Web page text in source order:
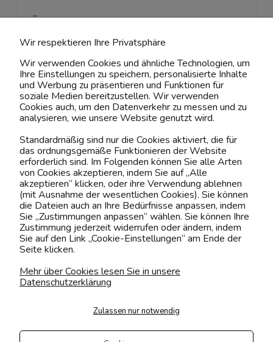
Kontaktiere uns!
0151 12200811
shop@yourhouse24.eu
Mo. - Fr. 07:00-15:00
ÜBER UNS & RECHTLICHES
MEIN ACCOUNT
BELIEBTE KATEGORIEN
Transportarten
Wir respektieren Ihre Privatsphäre
Wir verwenden Cookies und ähnliche Technologien, um
Ihre Einstellungen zu speichern, personalisierte Inhalte
und Werbung zu präsentieren und Funktionen für
soziale Medien bereitzustellen. Wir verwenden
Cookies auch, um den Datenverkehr zu messen und zu
analysieren, wie unsere Website genutzt wird.
Standardmäßig sind nur die Cookies aktiviert, die für
das ordnungsgemäße Funktionieren der Website
erforderlich sind. Im Folgenden können Sie alle Arten
von Cookies akzeptieren, indem Sie auf „Alle
akzeptieren“ klicken, oder ihre Verwendung ablehnen
(mit Ausnahme der wesentlichen Cookies). Sie können
die Dateien auch an Ihre Bedürfnisse anpassen, indem
Sie „Zustimmungen anpassen“ wählen. Sie können Ihre
Zustimmung jederzeit widerrufen oder ändern, indem
Sie auf den Link „Cookie-Einstellungen“ am Ende der
Seite klicken.
Mehr über Cookies lesen Sie in unsere
Datenschutzerklärung
Zulassen nur notwendig